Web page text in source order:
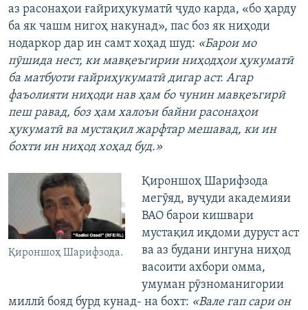
аз расонаҳои ғайриҳукуматӣ ҷудо карда, «бо ҳарду
ба як чашм нигоҳ накунад», пас боз як ниҳоди
нодаркор дар ин самт хоҳад шуд: «Барои мо
пӯшида нест, ки мавқеъгирии ниҳодҳои ҳукуматӣ
ба матбуоти ғайриҳукуматӣ дигар аст. Агар
фаъолияти ниҳоди нав ҳам бо чунин мавқеъгирӣ
пеш равад, боз ҳам халоъи байни расонаҳои
ҳукуматӣ ва мустақил жарфтар мешавад, ки ин
бохти ин ниҳод хоҳад буд.»
Қироншоҳ Шарифзода.
Қироншоҳ Шарифзода
мегӯяд, вуҷуди академияи
ВАО барои кишвари
мустақил иқдоми дуруст аст
ва аз будани ингуна ниҳод
васоити ахбори омма,
умуман рӯзноманигории
миллӣ бояд бурд кунад- на бохт: «Вале гап сари он